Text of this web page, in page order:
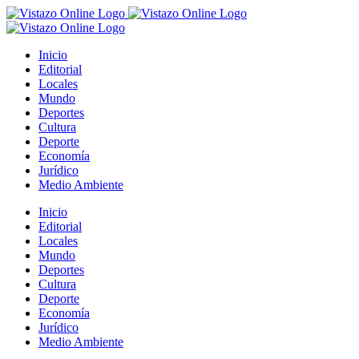
Saltar
al
Inicio
Editorial
Locales
Mundo
Deportes
Cultura
Deporte
Economía
Jurídico
Medio Ambiente
Inicio
Editorial
Locales
Mundo
Deportes
Cultura
Deporte
Economía
Jurídico
Medio Ambiente